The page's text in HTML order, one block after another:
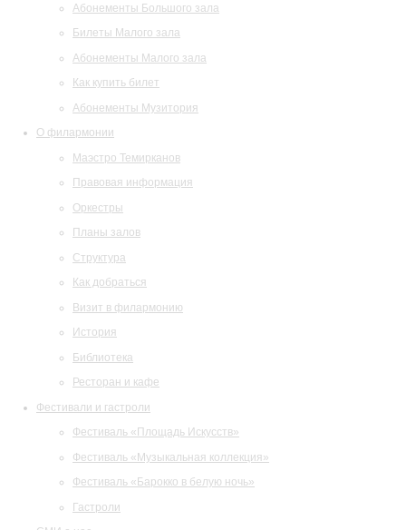
Абонементы Большого зала
Билеты Малого зала
Абонементы Малого зала
Как купить билет
Абонементы Музитория
О филармонии
Маэстро Темирканов
Правовая информация
Оркестры
Планы залов
Структура
Как добраться
Визит в филармонию
История
Библиотека
Ресторан и кафе
Фестивали и гастроли
Фестиваль «Площадь Искусств»
Фестиваль «Музыкальная коллекция»
Фестиваль «Барокко в белую ночь»
Гастроли